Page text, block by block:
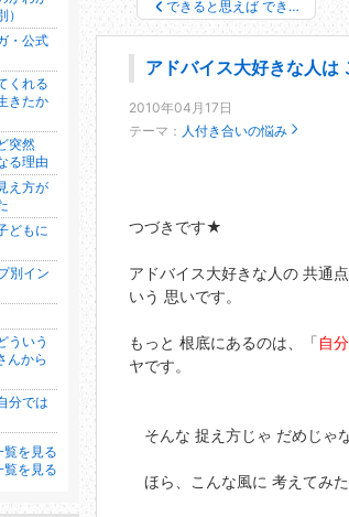
できると思えば でき…
アドバイス大好きな人は
2010年04月17日
テーマ： 人付き合いの悩み
つづきです★
アドバイス大好きな人の 共通
いう 思いです。
もっと 根底にあるのは、「自
ヤです。
そんな 捉え方じゃ だめじゃ
ほら、こんな風に 考えてみ
・公式
くれる
きたか
突然
る理由
え方が
どもに
別イン
ういう
んから
分では
覧を見る
覧を見る